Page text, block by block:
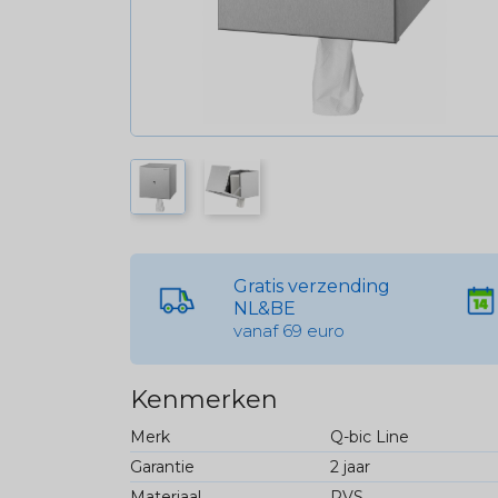
Gratis verzending
NL&BE
vanaf 69 euro
Kenmerken
Merk
Q-bic Line
Garantie
2 jaar